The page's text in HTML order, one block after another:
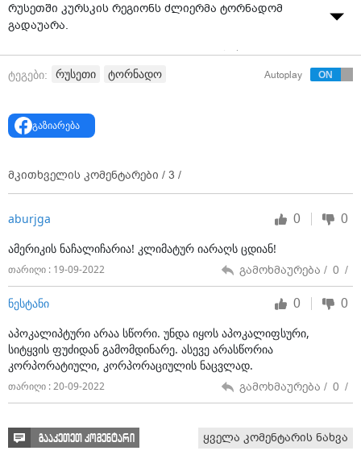
რუსეთში კურსკის რეგიონს ძლიერმა ტორნადომ
გადაუარა.
გავრცელებული ინფორმაციით, 87 დასახლება
ელექტროენერგიის გარეშე დარჩა.
ტეგები: რუსეთი ტორნადო Autoplay
გაზიარება
მკითხველის კომენტარები / 3 /
aburjga 0 0
ამერიკის ნაჩალიჩარია! კლიმატურ იარაღს ცდიან!
თარიღი : 19-09-2022 გამოხმაურება / 0 /
ნესტანი 0 0
აპოკალიპტური არაა სწორი. უნდა იყოს აპოკალიფსური,
სიტყვის ფუძიდან გამომდინარე. ასევე არასწორია
კორპორატიული, კორპორაციულის ნაცვლად.
თარიღი : 20-09-2022 გამოხმაურება / 0 /
გააკეთეთ კომენტარი ყველა კომენტარის ნახვა